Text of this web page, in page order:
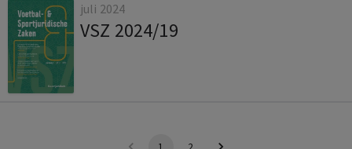
juli 2024
VSZ 2024/19